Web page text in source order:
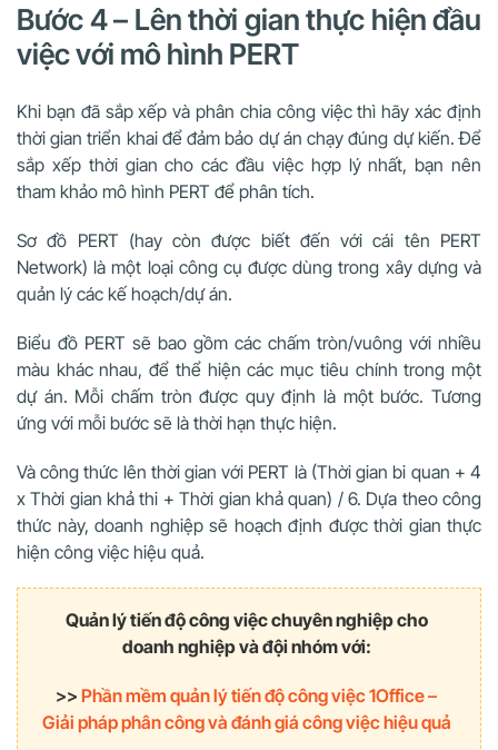
Bước 4 – Lên thời gian thực hiện đầu
việc với mô hình PERT
Khi bạn đã sắp xếp và phân chia công việc thì hãy xác định
thời gian triển khai để đảm bảo dự án chạy đúng dự kiến. Để
sắp xếp thời gian cho các đầu việc hợp lý nhất, bạn nên
tham khảo mô hình PERT để phân tích.
Sơ đồ PERT (hay còn được biết đến với cái tên PERT
Network) là một loại công cụ được dùng trong xây dựng và
quản lý các kế hoạch/dự án.
Biểu đồ PERT sẽ bao gồm các chấm tròn/vuông với nhiều
màu khác nhau, để thể hiện các mục tiêu chính trong một
dự án. Mỗi chấm tròn được quy định là một bước. Tương
ứng với mỗi bước sẽ là thời hạn thực hiện.
Và công thức lên thời gian với PERT là (Thời gian bi quan + 4
x Thời gian khả thi + Thời gian khả quan) / 6. Dựa theo công
thức này, doanh nghiệp sẽ hoạch định được thời gian thực
hiện công việc hiệu quả.
Quản lý tiến độ công việc chuyên nghiệp cho
doanh nghiệp và đội nhóm với:
>> Phần mềm quản lý tiến độ công việc 1Office –
Giải pháp phân công và đánh giá công việc hiệu quả